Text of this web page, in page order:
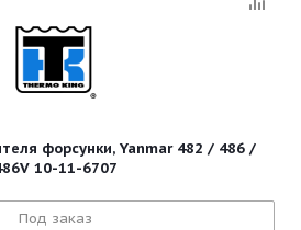
форсунки, Yanmar 482 / 486 /
10-11-6707
Под заказ